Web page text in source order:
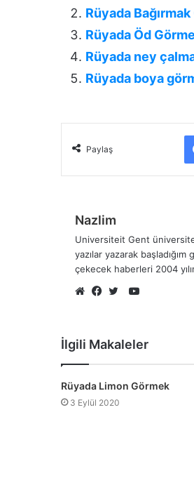
Rüyada
Rüyada Öd
Rüyada ney
Rüyada boya
Paylaş
Nazlim
Universiteit Gent
yazılar yazarak
çekecek haberleri 2004
YouTube
İlgili Makaleler
Rüyada Limon Görmek
3 Eylül 2020